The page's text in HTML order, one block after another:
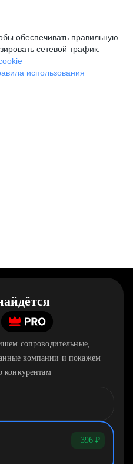
обеспечивать правильную
сетевой трафик.
использования
сопроводительные,
компании и покажем
конкурентам
−396 ₽